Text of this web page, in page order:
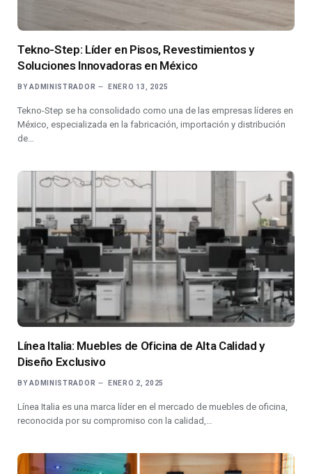
Tekno-Step: Líder en Pisos, Revestimientos y
Soluciones Innovadoras en México
BY ADMINISTRADOR ENERO 13, 2025
Tekno-Step se ha consolidado como una de las empresas líderes en
México, especializada en la fabricación, importación y distribución
de…
Línea Italia: Muebles de Oficina de Alta Calidad y
Diseño Exclusivo
BY ADMINISTRADOR ENERO 2, 2025
Línea Italia es una marca líder en el mercado de muebles de oficina,
reconocida por su compromiso con la calidad,…